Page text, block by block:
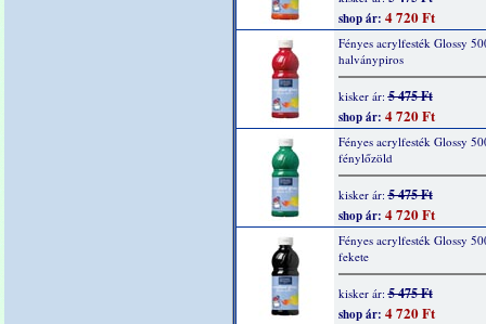
shop ár: 4 720 Ft
Fényes acrylfesték Glossy
halványpiros
kisker ár:5 475 Ft
shop ár: 4 720 Ft
Fényes acrylfesték Glossy
fénylőzöld
kisker ár:5 475 Ft
shop ár: 4 720 Ft
Fényes acrylfesték Glossy
fekete
kisker ár:5 475 Ft
shop ár: 4 720 Ft